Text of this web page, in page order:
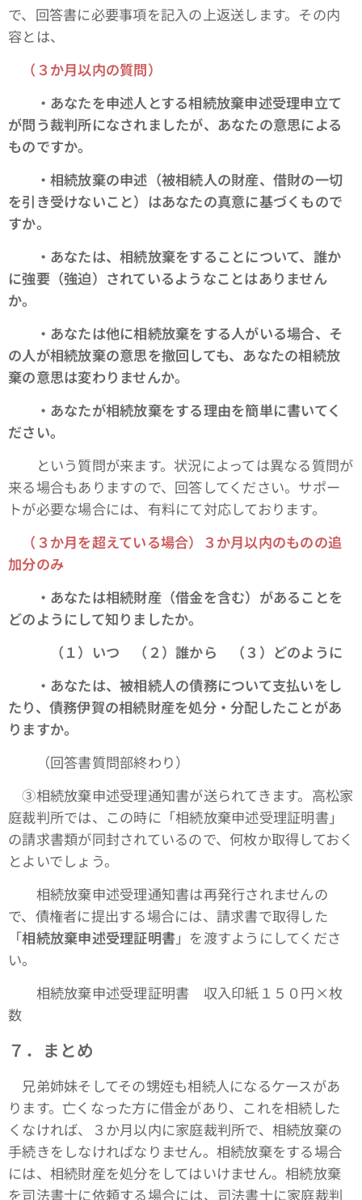
で、回答書に必要事項を記入の上返送します。その内
容とは、
（３か月以内の質問）
・あなたを申述人とする相続放棄申述受理申立て
が問う裁判所になされましたが、あなたの意思による
ものですか。
・相続放棄の申述（被相続人の財産、借財の一切
を引き受けないこと）はあなたの真意に基づくもので
すか。
・あなたは、相続放棄をすることについて、誰か
に強要（強迫）されているようなことはありません
か。
・あなたは他に相続放棄をする人がいる場合、そ
の人が相続放棄の意思を撤回しても、あなたの相続放
棄の意思は変わりませんか。
・あなたが相続放棄をする理由を簡単に書いてく
ださい。
という質問が来ます。状況によっては異なる質問が
来る場合もありますので、回答してください。サポー
トが必要な場合には、有料にて対応しております。
（３か月を超えている場合）３か月以内のものの追
加分のみ
・あなたは相続財産（借金を含む）があることを
どのようにして知りましたか。
（１）いつ （２）誰から （３）どのように
・あなたは、被相続人の債務について支払いをし
たり、債務伊賀の相続財産を処分・分配したことがあ
りますか。
（回答書質問部終わり）
③相続放棄申述受理通知書が送られてきます。高松家
庭裁判所では、この時に「相続放棄申述受理証明書」
の請求書類が同封されているので、何枚か取得しておく
とよいでしょう。
相続放棄申述受理通知書は再発行されませんの
で、債権者に提出する場合には、請求書で取得した
「相続放棄申述受理証明書」を渡すようにしてくださ
い。
相続放棄申述受理証明書 収入印紙１５０円×枚
数
７．まとめ
兄弟姉妹そしてその甥姪も相続人になるケースがあ
ります。亡くなった方に借金があり、これを相続した
くなければ、３か月以内に家庭裁判所で、相続放棄の
手続きをしなければなりません。相続放棄をする場合
には、相続財産を処分をしてはいけません。相続放棄
を司法書士に依頼する場合には、司法書士に家庭裁判